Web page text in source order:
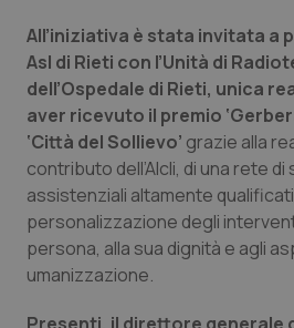
Marche
Molise
Piemonte
Provincia Autonoma di
Provincia Autonoma di
Puglia
Donna & Salute
Epatiti
HIV
Infezioni & Febbre
Ipertensione &
Malattie rare
All’iniziativa è stata invitata a
Asl di Rieti con l’Unità di
dell’Ospedale di Rieti, unica
aver ricevuto il premio
‘Città del Sollievo’ grazie alla
contributo dell’Alcli, di una rete
assistenziali altamente
personalizzazione degli
persona, alla sua dignità e agli
umanizzazione.